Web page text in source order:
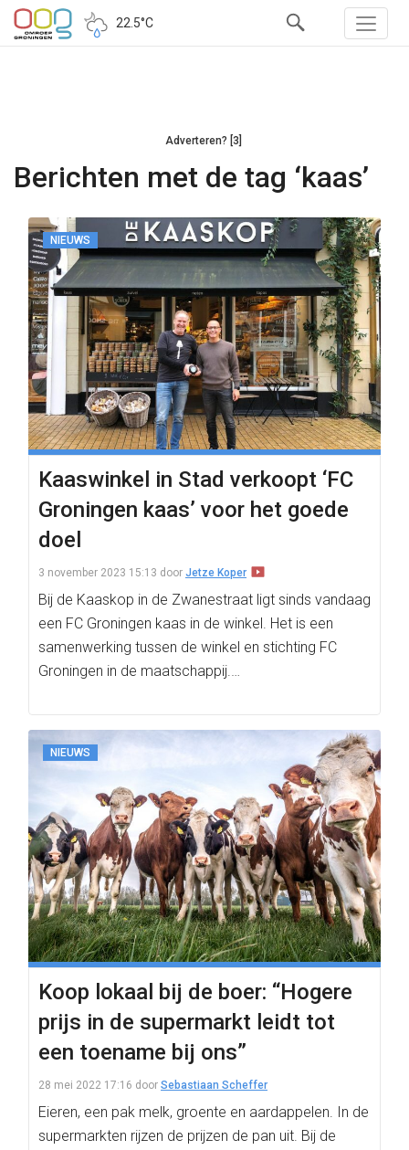
22.5°C
Adverteren? [3]
Berichten met de tag ‘kaas’
NIEUWS
Kaaswinkel in Stad verkoopt ‘FC
Groningen kaas’ voor het goede
doel
3 november 2023 15:13 door Jetze Koper
Bij de Kaaskop in de Zwanestraat ligt sinds vandaag
een FC Groningen kaas in de winkel. Het is een
samenwerking tussen de winkel en stichting FC
Groningen in de maatschappij.…
NIEUWS
Koop lokaal bij de boer: “Hogere
prijs in de supermarkt leidt tot
een toename bij ons”
28 mei 2022 17:16 door Sebastiaan Scheffer
Eieren, een pak melk, groente en aardappelen. In de
supermarkten rijzen de prijzen de pan uit. Bij de